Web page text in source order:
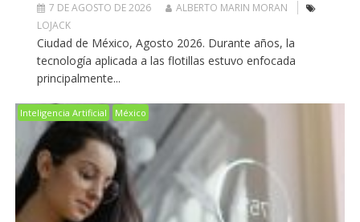
7 DE AGOSTO DE 2026
ALBERTO MARIN MORAN
LOJACK
Ciudad de México, Agosto 2026. Durante años, la
tecnología aplicada a las flotillas estuvo enfocada
principalmente...
Inteligencia Artificial México